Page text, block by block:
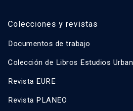
Colecciones y revistas
Documentos de trabajo
Colección de Libros Estudios
Revista EURE
Revista PLANEO